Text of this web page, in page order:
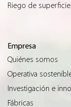
Riego de superficie
Empresa
Quiénes somos
Operativa
Investigación e
Fábricas